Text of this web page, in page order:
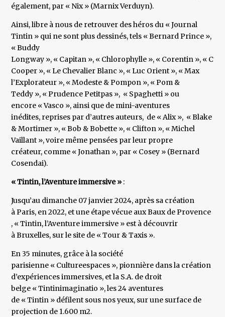
également, par « Nix » (Marnix Verduyn).
Ainsi, libre à nous de retrouver des héros du « Journal
Tintin » qui ne sont plus dessinés, tels « Bernard Prince »,
« Buddy
Longway », « Capitan », « Chlorophylle », « Corentin », «
Cooper », « Le Chevalier Blanc », « Luc Orient », « Max
l’Explorateur », « Modeste & Pompon », « Pom &
Teddy », « Prudence Petitpas », « Spaghetti » ou
encore « Vasco », ainsi que de mini-aventures
inédites, reprises par d’autres auteurs, de « Alix », « Blake
& Mortimer », « Bob & Bobette », « Clifton », « Michel
Vaillant », voire même pensées par leur propre
créateur, comme « Jonathan », par « Cosey » (Bernard
Cosendai).
« Tintin, l’Aventure immersive » :
Jusqu’au dimanche 07 janvier 2024, après sa création
à Paris, en 2022, et une étape vécue aux Baux de Provence
, « Tintin, l’Aventure immersive » est à découvrir
à Bruxelles, sur le site de « Tour & Taxis ».
En 35 minutes, grâce à la société
parisienne « Cultureespaces », pionnière dans la création
d’expériences immersives, et la S.A. de droit
belge « Tintinimaginatio », les 24 aventures
de « Tintin » défilent sous nos yeux, sur une surface de
projection de 1.600 m2.